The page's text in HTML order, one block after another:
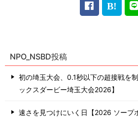
NPO_NSBD投稿
初の埼玉大会、0.1秒以下の超接戦を
ックスダービー埼玉大会2026】
速さを見つけにいく日【2026 ソープ